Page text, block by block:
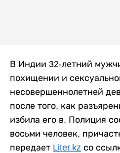
В Индии 32-летний
похищении и
несовершеннолетней
после того, как
избила его в. Полиция
восьми человек,
передает Liter.kz со